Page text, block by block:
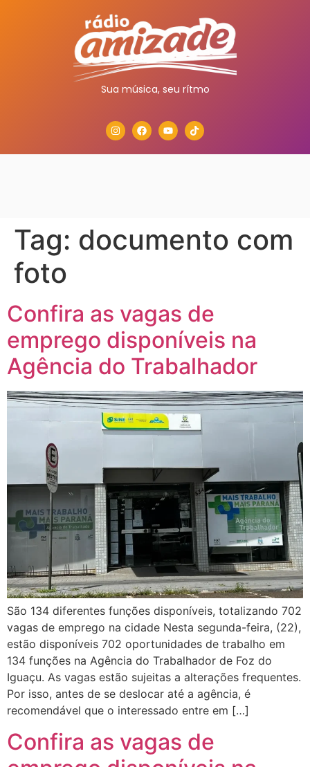
Sua música, seu rítmo
Tag: documento com
foto
Confira as vagas de
emprego disponíveis na
Agência do Trabalhador
São 134 diferentes funções disponíveis, totalizando 702
vagas de emprego na cidade Nesta segunda-feira, (22),
estão disponíveis 702 oportunidades de trabalho em
134 funções na Agência do Trabalhador de Foz do
Iguaçu. As vagas estão sujeitas a alterações frequentes.
Por isso, antes de se deslocar até a agência, é
recomendável que o interessado entre em […]
Confira as vagas de